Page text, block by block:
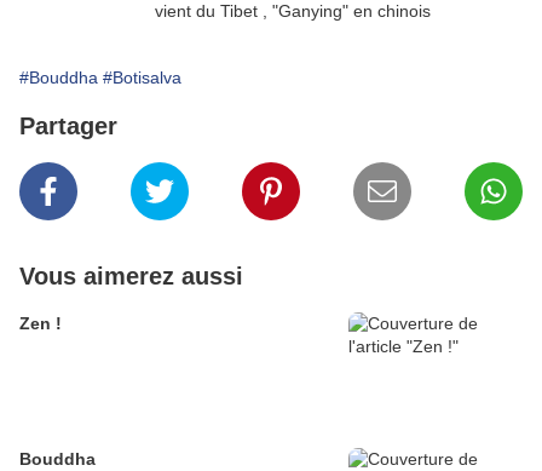
vient du Tibet , "Ganying" en chinois
#Bouddha #Botisalva
Partager
Vous aimerez aussi
Zen !
Bouddha